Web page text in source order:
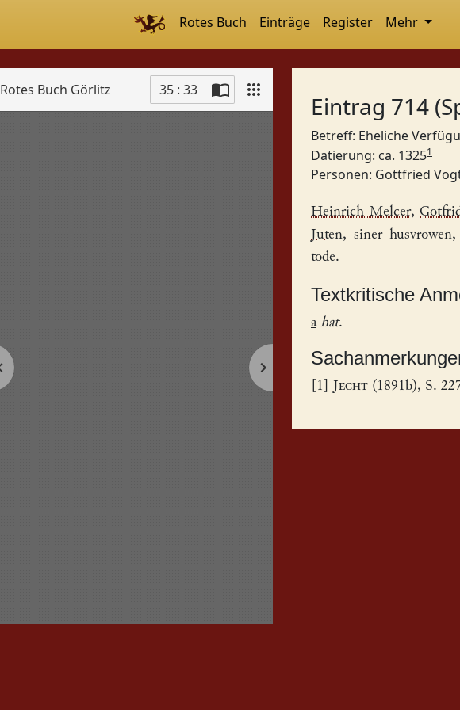
Rotes Buch Einträge Register Mehr
Rotes Buch Görlitz 35 : 33
Eintrag 714
Betreff: Eheliche
Datierung: ca. 13251
Personen: Gottfried
Heinrich Melcer,
Juten, siner
tode.
Textkritische
a hat.
1 Jecht (1891b), S.